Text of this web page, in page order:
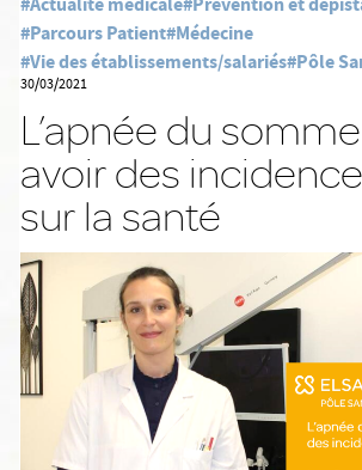
#Parcours Patient#Médecine
#Vie des établissements/salariés#Pôle
30/03/2021
L’apnée du
avoir des
sur la santé